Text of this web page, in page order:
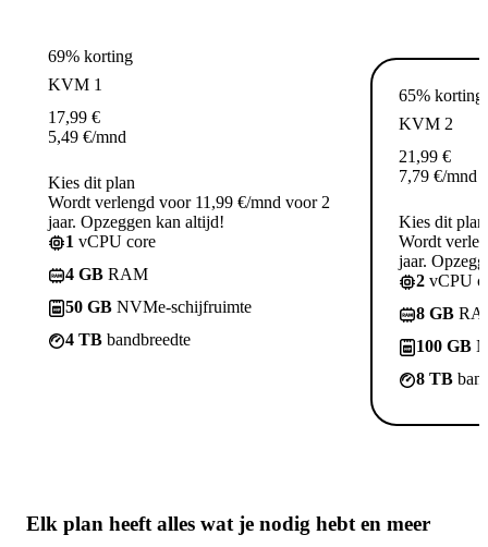
69% korting
KVM 1
17,99 €
5,49 €/mnd
Kies dit plan
Wordt verlengd voor 11,99 €/mnd voor 2
jaar. Opzeggen kan altijd!
1 vCPU core
4 GB RAM
50 GB NVMe-schijfruimte
4 TB bandbreedte
65% korting
KVM 2
21,99 €
7,79 €/mnd
Kies dit plan
Wordt
jaar.
2 vCPU
8 GB
100 GB
8 TB
Elk plan heeft alles wat je nodig hebt en meer